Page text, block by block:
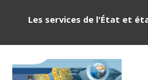
Les services de l'État et